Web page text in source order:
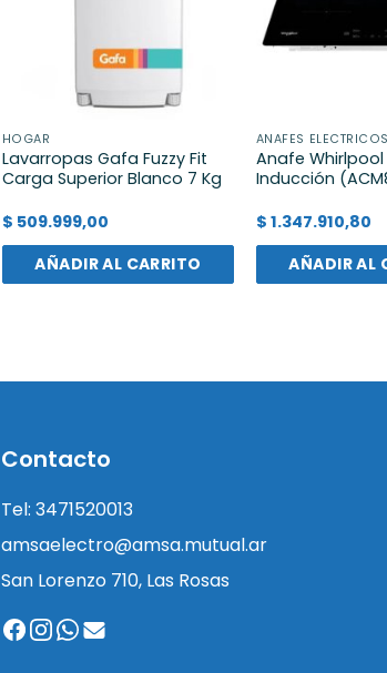
HOGAR
Lavarropas Gafa Fuzzy Fit
Carga Superior Blanco 7 Kg
$ 509.999,00
AÑADIR AL CARRITO
ANAFES ELECTRICOS
Anafe
Inducción
$ 1.347.910,80
AÑADIR AL
Contacto
Tel: 3471520013
amsaelectro@amsa.mutual.ar
San Lorenzo 710, Las Rosas